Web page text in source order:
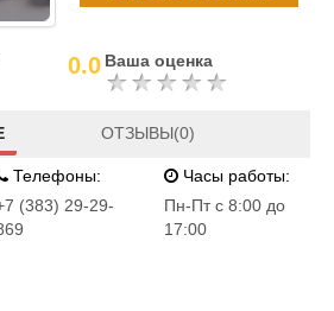
0.0 Ваша оценка
ОТЗЫВЫ(0)
Телефоны:
(383) 29-29-
Часы работы:
Пн-Пт с 8:00 до
17:00